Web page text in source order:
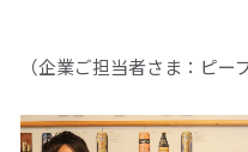
（企業ご担当者さま：ピ